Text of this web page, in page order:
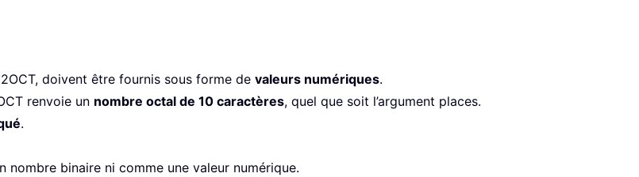
doivent être fournis sous forme de valeurs numériques.
renvoie un nombre octal de 10 caractères, quel que soit l’argument places.
.
nombre binaire ni comme une valeur numérique.